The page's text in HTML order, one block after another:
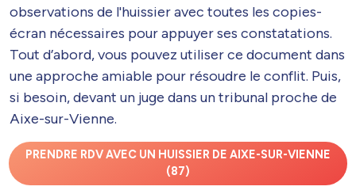
observations de l'huissier avec toutes les copies-
écran nécessaires pour appuyer ses constatations.
Tout d’abord, vous pouvez utiliser ce document dans
une approche amiable pour résoudre le conflit. Puis,
si besoin, devant un juge dans un tribunal proche de
Aixe-sur-Vienne.
PRENDRE RDV AVEC UN HUISSIER DE AIXE-SUR-VIENNE
(87)